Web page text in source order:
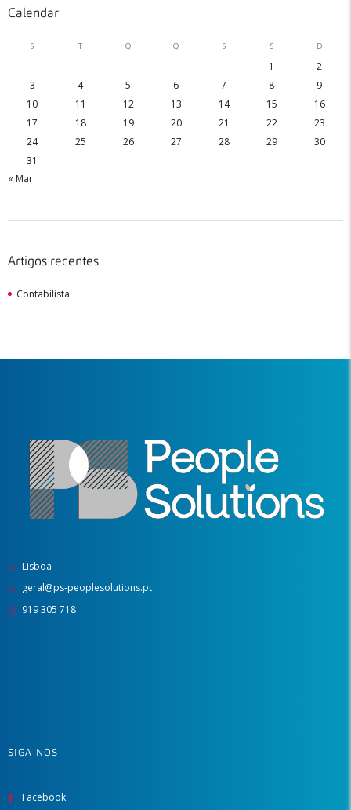
Calendar
S T Q Q S S D
1
2
3
4 5 6 7 8
9
10
11 12 13 14 15
16
17
18 19 20 21 22
23
24
25 26 27 28 29
30
31
« Mar
Artigos recentes
Contabilista
Lisboa
geral@ps-peoplesolutions.pt
919 305 718
SIGA-NOS
Facebook